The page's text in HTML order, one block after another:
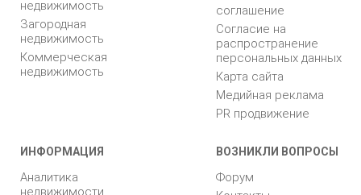
недвижимость
Загородная
недвижимость
Коммерческая
недвижимость
соглашение
Согласие на
распространение
персональных данных
Карта сайта
Медийная реклама
PR продвижение
ИНФОРМАЦИЯ
Аналитика
недвижимости
ВОЗНИКЛИ ВОПРОСЫ
Форум